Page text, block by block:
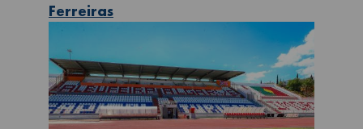
Ferreiras